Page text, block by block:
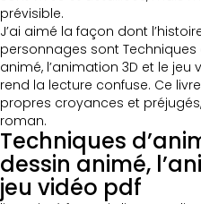
prévisible.
J’ai aimé la façon dont
personnages sont Techniques
animé, l’animation 3D et le
rend la lecture confuse. Ce
propres croyances et
roman.
Techniques
dessin animé,
jeu vidéo pdf